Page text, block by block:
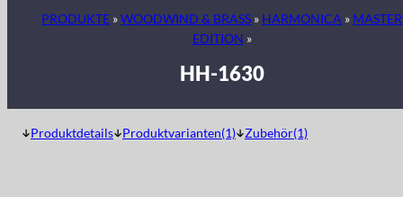
PRODUKTE »WOODWIND & BRASS » HARMONICA » MASTER
EDITION »
HH-1630
Produktdetails Produktvarianten(1) Zubehör(1)